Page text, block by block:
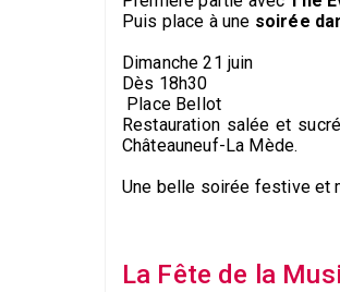
Puis place à une soirée
Dimanche 21 juin
Dès 18h30
Place Bellot
Restauration salée et
Châteauneuf-La Mède.
Une belle soirée festive et
La Fête de la